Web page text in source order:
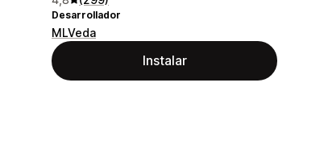
Desarrollador
MLVeda
Instalar